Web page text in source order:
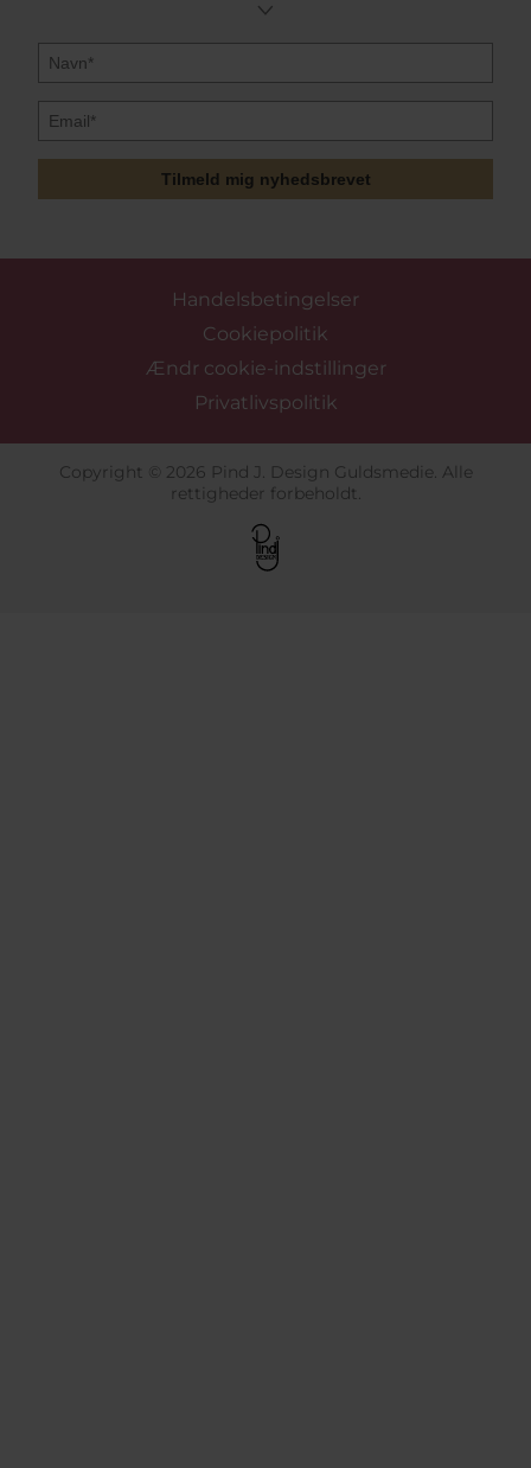
Tilmeld mig nyhedsbrevet
Handelsbetingelser
Cookiepolitik
Ændr cookie-indstillinger
Privatlivspolitik
Copyright © 2026 Pind J. Design Guldsmedie. Alle
rettigheder forbeholdt.